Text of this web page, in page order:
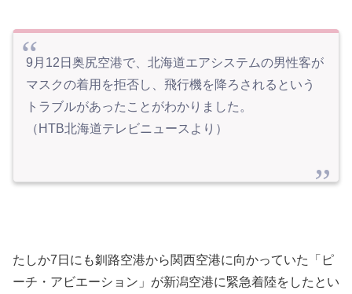
9月12日奥尻空港で、北海道エアシステムの男性客が
マスクの着用を拒否し、飛行機を降ろされるという
トラブルがあったことがわかりました。
（HTB北海道テレビニュースより）
たしか7日にも釧路空港から関西空港に向かっていた「ピ
ーチ・アビエーション」が新潟空港に緊急着陸をしたとい